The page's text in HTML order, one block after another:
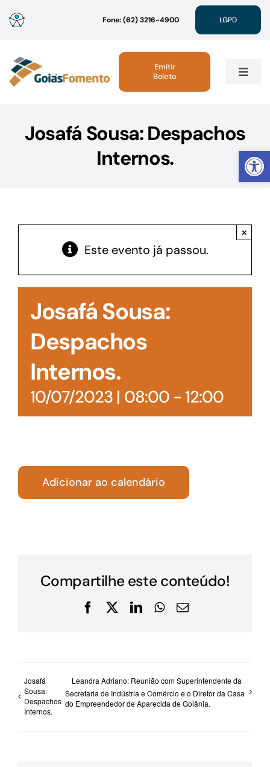
Abrir
para
conteúdo
Fone: (62) 3216-4900 LGPD
Toggle
Linhas de Crédito
Acesso à Informação
Emitir
Boleto
Josafá Sousa: Despachos
Internos.
Este evento já passou.
×
Josafá Sousa:
Despachos
Internos.
10/07/2023 | 08:00- 12:00
Adicionar ao calendário
Compartilhe este conteúdo!
Facebook
X LinkedInWhatsApp
E-
Josafá
Sousa:
Despachos
Internos.
Leandra Adriano: Reunião com Superintendente da
Secretaria de Indústria e Comércio e o Diretor da Casa
do Empreendedor de Aparecida de Goiânia.